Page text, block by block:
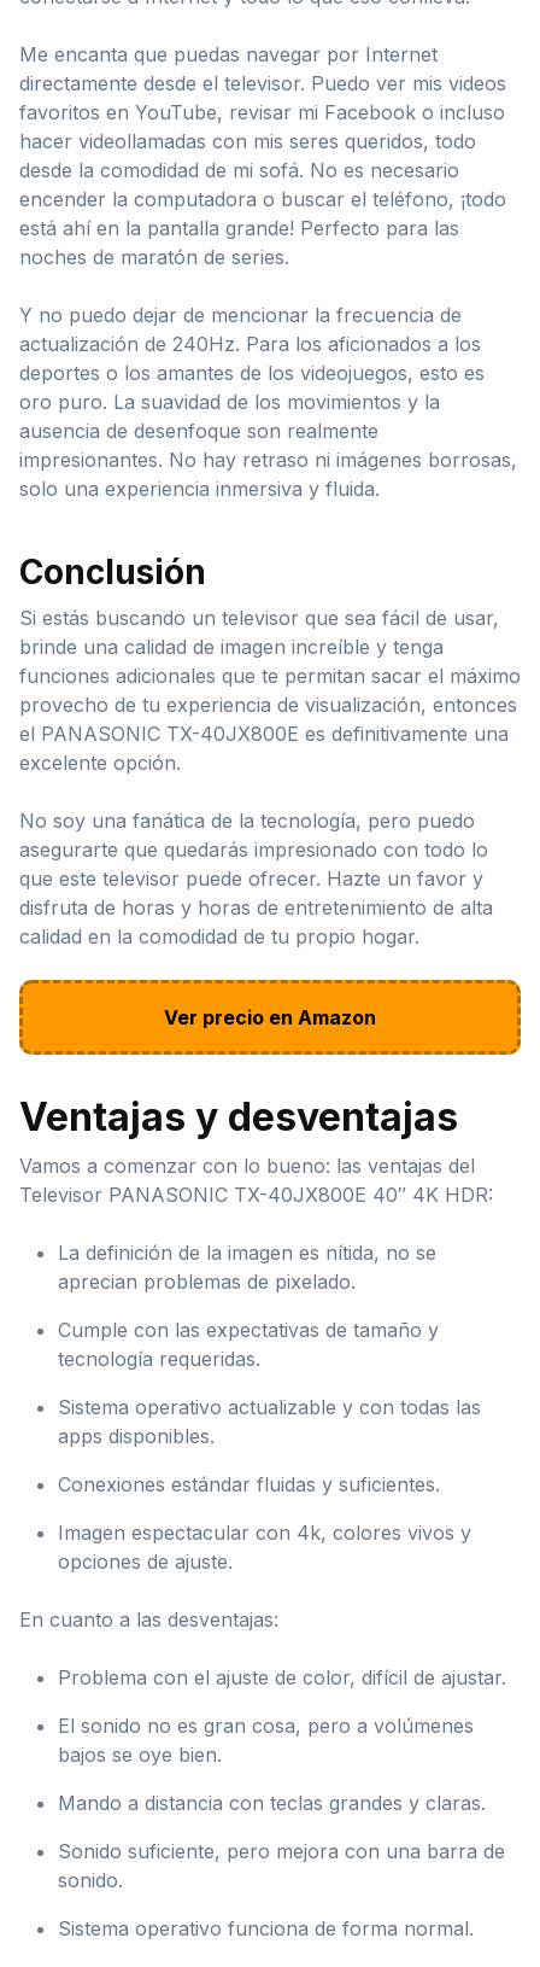
Me encanta que puedas navegar por Internet
directamente desde el televisor. Puedo ver mis videos
favoritos en YouTube, revisar mi Facebook o incluso
hacer videollamadas con mis seres queridos, todo
desde la comodidad de mi sofá. No es necesario
encender la computadora o buscar el teléfono, ¡todo
está ahí en la pantalla grande! Perfecto para las
noches de maratón de series.
Y no puedo dejar de mencionar la frecuencia de
actualización de 240Hz. Para los aficionados a los
deportes o los amantes de los videojuegos, esto es
oro puro. La suavidad de los movimientos y la
ausencia de desenfoque son realmente
impresionantes. No hay retraso ni imágenes borrosas,
solo una experiencia inmersiva y fluida.
Conclusión
Si estás buscando un televisor que sea fácil de usar,
brinde una calidad de imagen increíble y tenga
funciones adicionales que te permitan sacar el máximo
provecho de tu experiencia de visualización, entonces
el PANASONIC TX-40JX800E es definitivamente una
excelente opción.
No soy una fanática de la tecnología, pero puedo
asegurarte que quedarás impresionado con todo lo
que este televisor puede ofrecer. Hazte un favor y
disfruta de horas y horas de entretenimiento de alta
calidad en la comodidad de tu propio hogar.
Ver precio en Amazon
Ventajas y desventajas
Vamos a comenzar con lo bueno: las ventajas del
Televisor PANASONIC TX-40JX800E 40″ 4K HDR:
La definición de la imagen es nítida, no se
aprecian problemas de pixelado.
Cumple con las expectativas de tamaño y
tecnología requeridas.
Sistema operativo actualizable y con todas las
apps disponibles.
Conexiones estándar fluidas y suficientes.
Imagen espectacular con 4k, colores vivos y
opciones de ajuste.
En cuanto a las desventajas:
Problema con el ajuste de color, difícil de ajustar.
El sonido no es gran cosa, pero a volúmenes
bajos se oye bien.
Mando a distancia con teclas grandes y claras.
Sonido suficiente, pero mejora con una barra de
sonido.
Sistema operativo funciona de forma normal.